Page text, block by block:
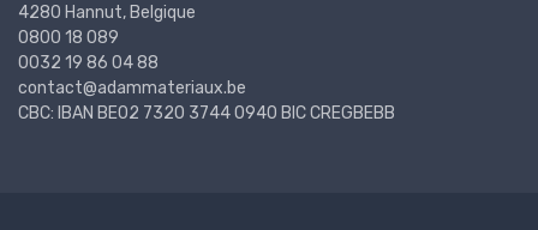
4280 Hannut, Belgique
0800 18 089
0032 19 86 04 88
contact@adammateriaux.be
CBC: IBAN BE02 7320 3744 0940 BIC CREGBEBB